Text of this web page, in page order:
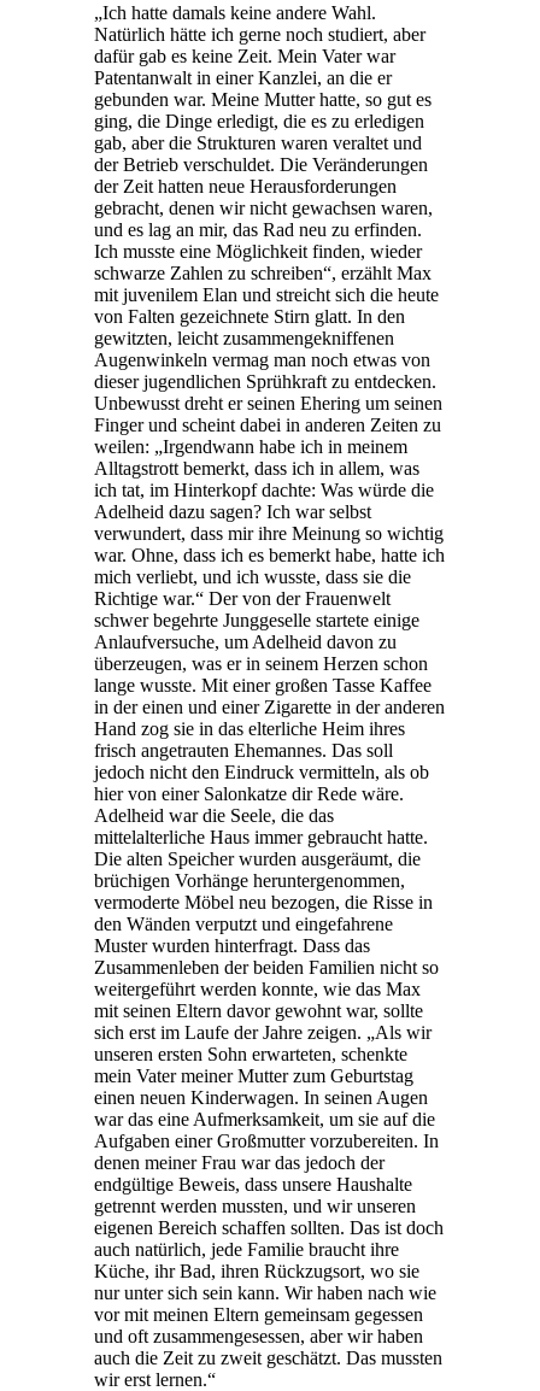
„Ich hatte damals keine andere Wahl.
Natürlich hätte ich gerne noch studiert, aber
dafür gab es keine Zeit. Mein Vater war
Patentanwalt in einer Kanzlei, an die er
gebunden war. Meine Mutter hatte, so gut es
ging, die Dinge erledigt, die es zu erledigen
gab, aber die Strukturen waren veraltet und
der Betrieb verschuldet. Die Veränderungen
der Zeit hatten neue Herausforderungen
gebracht, denen wir nicht gewachsen waren,
und es lag an mir, das Rad neu zu erfinden.
Ich musste eine Möglichkeit finden, wieder
schwarze Zahlen zu schreiben“, erzählt Max
mit juvenilem Elan und streicht sich die heute
von Falten gezeichnete Stirn glatt. In den
gewitzten, leicht zusammengekniffenen
Augenwinkeln vermag man noch etwas von
dieser jugendlichen Sprühkraft zu entdecken.
Unbewusst dreht er seinen Ehering um seinen
Finger und scheint dabei in anderen Zeiten zu
weilen: „Irgendwann habe ich in meinem
Alltagstrott bemerkt, dass ich in allem, was
ich tat, im Hinterkopf dachte: Was würde die
Adelheid dazu sagen? Ich war selbst
verwundert, dass mir ihre Meinung so wichtig
war. Ohne, dass ich es bemerkt habe, hatte ich
mich verliebt, und ich wusste, dass sie die
Richtige war.“ Der von der Frauenwelt
schwer begehrte Junggeselle startete einige
Anlaufversuche, um Adelheid davon zu
überzeugen, was er in seinem Herzen schon
lange wusste. Mit einer großen Tasse Kaffee
in der einen und einer Zigarette in der anderen
Hand zog sie in das elterliche Heim ihres
frisch angetrauten Ehemannes. Das soll
jedoch nicht den Eindruck vermitteln, als ob
hier von einer Salonkatze dir Rede wäre.
Adelheid war die Seele, die das
mittelalterliche Haus immer gebraucht hatte.
Die alten Speicher wurden ausgeräumt, die
brüchigen Vorhänge heruntergenommen,
vermoderte Möbel neu bezogen, die Risse in
den Wänden verputzt und eingefahrene
Muster wurden hinterfragt. Dass das
Zusammenleben der beiden Familien nicht so
weitergeführt werden konnte, wie das Max
mit seinen Eltern davor gewohnt war, sollte
sich erst im Laufe der Jahre zeigen. „Als wir
unseren ersten Sohn erwarteten, schenkte
mein Vater meiner Mutter zum Geburtstag
einen neuen Kinderwagen. In seinen Augen
war das eine Aufmerksamkeit, um sie auf die
Aufgaben einer Großmutter vorzubereiten. In
denen meiner Frau war das jedoch der
endgültige Beweis, dass unsere Haushalte
getrennt werden mussten, und wir unseren
eigenen Bereich schaffen sollten. Das ist doch
auch natürlich, jede Familie braucht ihre
Küche, ihr Bad, ihren Rückzugsort, wo sie
nur unter sich sein kann. Wir haben nach wie
vor mit meinen Eltern gemeinsam gegessen
und oft zusammengesessen, aber wir haben
auch die Zeit zu zweit geschätzt. Das mussten
wir erst lernen.“